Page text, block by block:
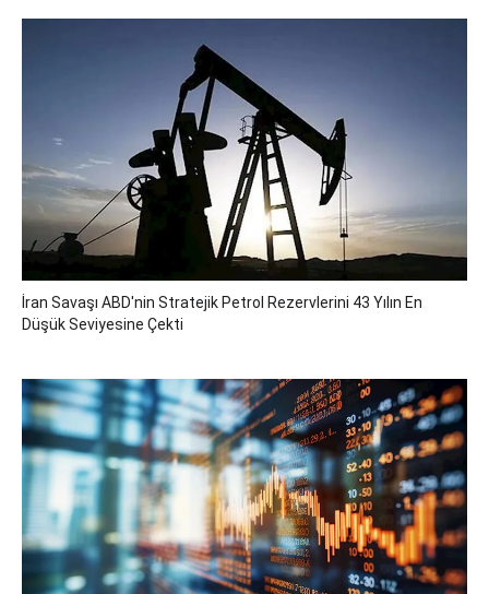
İran Savaşı ABD'nin Stratejik Petrol Rezervlerini 43 Yılın En
Düşük Seviyesine Çekti